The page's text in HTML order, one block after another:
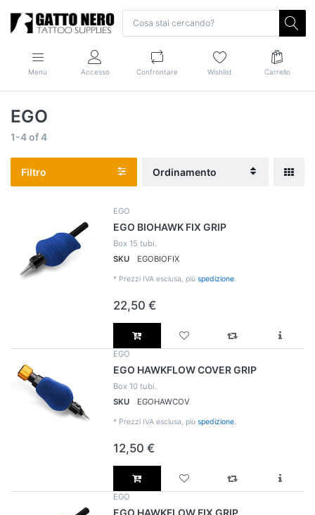
Menu Accesso Confrontare Wishlist Carrello
EGO
1-4of4
Filtro Ordinamento
EGO
EGO BIOHAWK FIX GRIP
Box 15 tubi.
SKU
EGOBIOFIX
* Prezzi IVA esclusa, più spedizione.
22,50 €
EGO
EGO HAWKFLOW COVER GRIP
Box 10 tubi.
SKU
EGOHAWCOV
* Prezzi IVA esclusa, più spedizione.
12,50 €
EGO